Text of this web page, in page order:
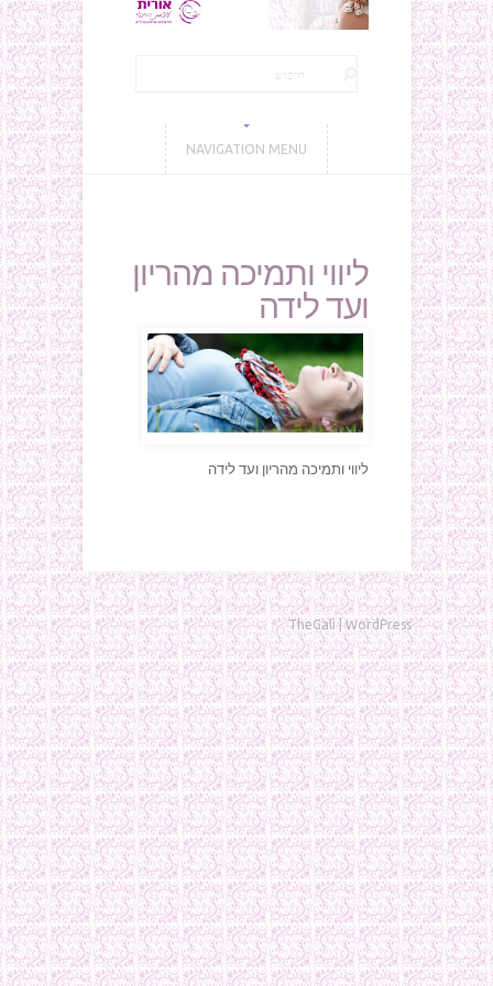
NAVIGATION MENU
ליווי ותמיכה מהריון
ועד לידה
ליווי ותמיכה מהריון ועד לידה
TheGali|WordPress